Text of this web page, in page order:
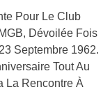
Pour Le Club
Dévoilée Fois
Septembre 1962.
Tout Au
La Rencontre À